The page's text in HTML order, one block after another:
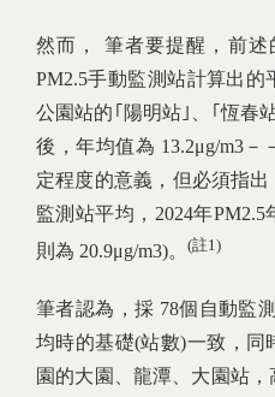
然而， 筆者要提醒，前述
PM2.5手動監測站計算出
公園站的｢陽明站｣、｢恆春
後，年均值為 13.2μg/m3
定程度的意義，但必須指出
監測站平均，2024年PM2.5
則為 20.9μg/m3)。 (註1)
筆者認為，採 78個自動監
均時的基礎(站數)一致，同
園的大園、龍潭、大園站，